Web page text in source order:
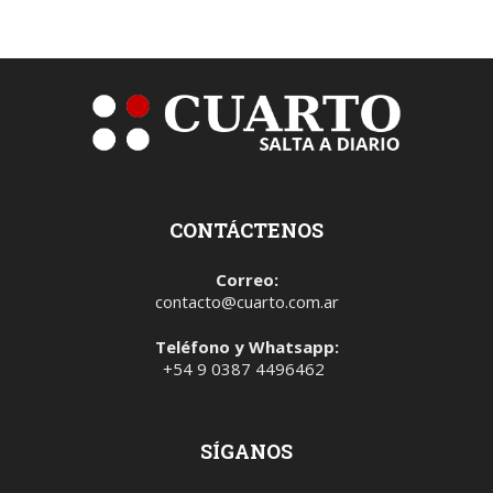
CONTÁCTENOS
Correo:
contacto@cuarto.com.ar
Teléfono y Whatsapp:
+54 9 0387 4496462
SÍGANOS